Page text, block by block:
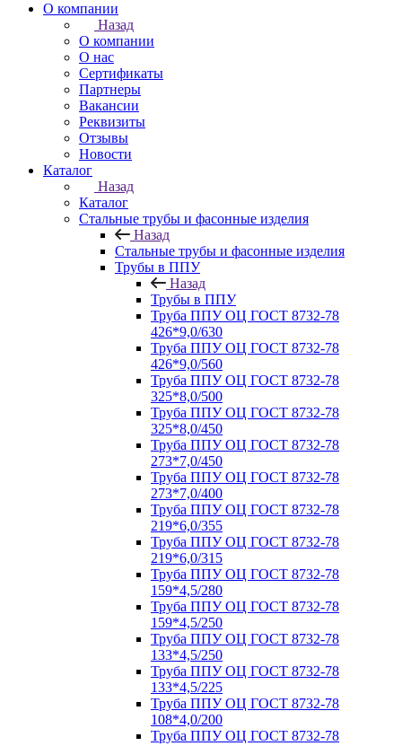
О компании
Назад
О компании
О нас
Сертификаты
Партнеры
Вакансии
Реквизиты
Отзывы
Новости
Каталог
Назад
Каталог
Стальные трубы и фасонные изделия
Назад
Стальные трубы и фасонные изделия
Трубы в ППУ
Назад
Трубы в ППУ
Труба ППУ ОЦ ГОСТ 8732-78
426*9,0/630
Труба ППУ ОЦ ГОСТ 8732-78
426*9,0/560
Труба ППУ ОЦ ГОСТ 8732-78
325*8,0/500
Труба ППУ ОЦ ГОСТ 8732-78
325*8,0/450
Труба ППУ ОЦ ГОСТ 8732-78
273*7,0/450
Труба ППУ ОЦ ГОСТ 8732-78
273*7,0/400
Труба ППУ ОЦ ГОСТ 8732-78
219*6,0/355
Труба ППУ ОЦ ГОСТ 8732-78
219*6,0/315
Труба ППУ ОЦ ГОСТ 8732-78
159*4,5/280
Труба ППУ ОЦ ГОСТ 8732-78
159*4,5/250
Труба ППУ ОЦ ГОСТ 8732-78
133*4,5/250
Труба ППУ ОЦ ГОСТ 8732-78
133*4,5/225
Труба ППУ ОЦ ГОСТ 8732-78
108*4,0/200
Труба ППУ ОЦ ГОСТ 8732-78